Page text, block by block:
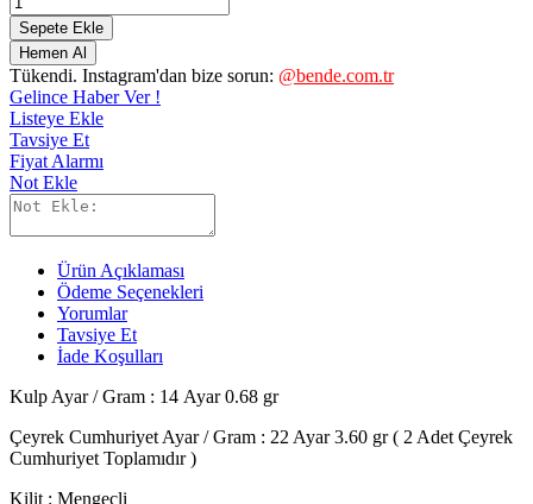
Sepete Ekle
Hemen Al
Tükendi. Instagram'dan bize sorun: @bende.com.tr
Gelince Haber Ver !
Listeye Ekle
Tavsiye Et
Fiyat Alarmı
Not Ekle
Ürün Açıklaması
Ödeme Seçenekleri
Yorumlar
Tavsiye Et
İade Koşulları
Kulp Ayar / Gram : 14 Ayar0.68 gr
Çeyrek Cumhuriyet Ayar / Gram : 22 Ayar 3.60 gr ( 2 Adet Çeyrek
Cumhuriyet Toplamıdır )
Kilit : Mengeçli